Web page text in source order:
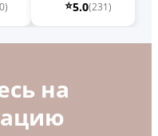
⭐5.0(231)
на